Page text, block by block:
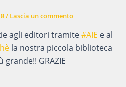
/ Lascia un commento
agli editori tramite#AIE e al
la nostra piccola biblioteca
GRAZIE